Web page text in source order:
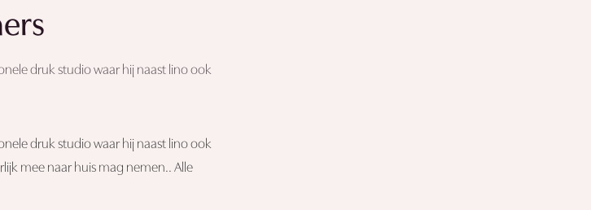
druk studio waar hij naast lino ook
druk studio waar hij naast lino ook
mee naar huis mag nemen.. Alle